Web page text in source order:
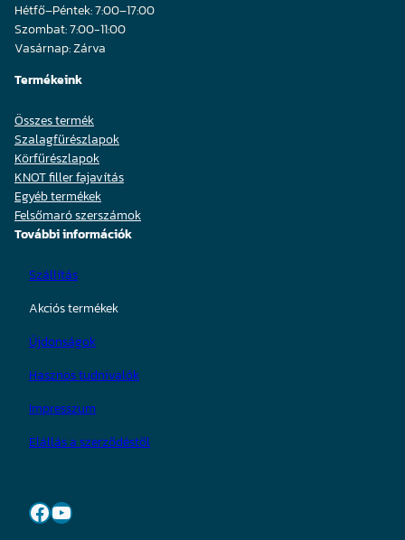
Hétfő–Péntek: 7:00–17:00
Szombat: 7:00-11:00
Vasárnap: Zárva
Termékeink
Összes termék
Szalagfűrészlapok
Körfűrészlapok
KNOT filler fajavítás
Egyéb termékek
Felsőmaró szerszámok
További információk
Szállítás
Akciós termékek
Újdonságok
Hasznos tudnivalók
Impresszum
Elállás a szerződéstől
Facebook YouTube